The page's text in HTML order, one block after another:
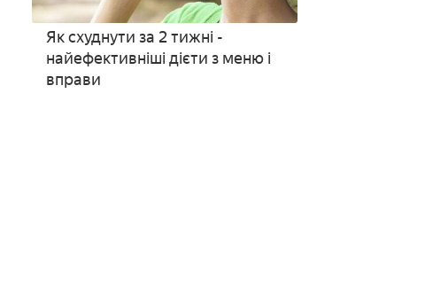
Як схуднути за 2 тижні -
найефективніші дієти з меню і
вправи